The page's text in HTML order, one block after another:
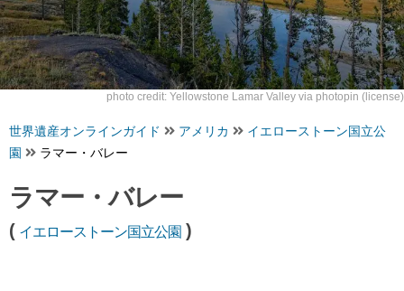
photo credit: Yellowstone Lamar Valley via photopin (license)
世界遺産オンラインガイド アメリカ
イエローストーン国立公
園
ラマー・バレー
ラマー・バレー
( イエローストーン国立公園 )